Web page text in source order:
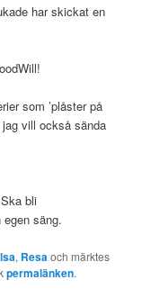
har skickat en
som ’plåster på
vill också sända
bli
säng.
, Resa och märktes
permalänken.